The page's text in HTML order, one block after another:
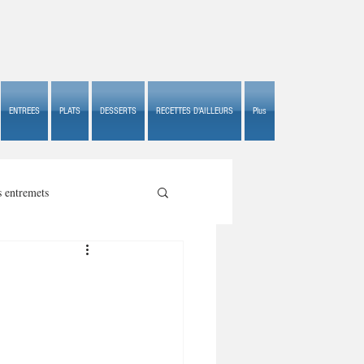
ENTREES PLATS DESSERTS RECETTES D'AILLEURS Plus
entremets